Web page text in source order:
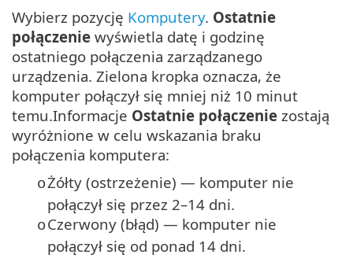
Wybierz pozycję Komputery. Ostatnie
połączenie wyświetla datę i godzinę
ostatniego połączenia zarządzanego
urządzenia. Zielona kropka oznacza, że
komputer połączył się mniej niż 10 minut
temu.Informacje Ostatnie połączenie zostają
wyróżnione w celu wskazania braku
połączenia komputera:
oŻółty (ostrzeżenie) — komputer nie
połączył się przez 2–14 dni.
oCzerwony (błąd) — komputer nie
połączył się od ponad 14 dni.